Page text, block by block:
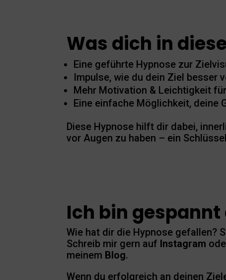
Was dich in
Eine geführte Hypnose zur
Impulse, wie du dein Ziel besser
Mehr Motivation & Leichtigkeit
Eine einfache Möglichkeit, deine
Diese Hypnose hilft dir dabei,
vor Augen zu haben – ein
Ich bin
Wie hat dir die Hypnose gefallen?
Schreib mir gern auf Instagram
meinem Blog.
Wenn du erfolgreich an deinen